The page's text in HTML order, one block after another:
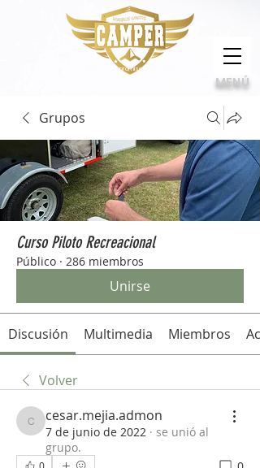
Calidad, compromiso e innovación
MENÚ
Grupos
Curso Piloto Recreacional
Público · 286 miembros
Unirse
Discusión Multimedia Miembros
Volver
cesar.mejia.admon
cesar.mejia.admon
7 de junio de 2022 · se unió al
grupo.